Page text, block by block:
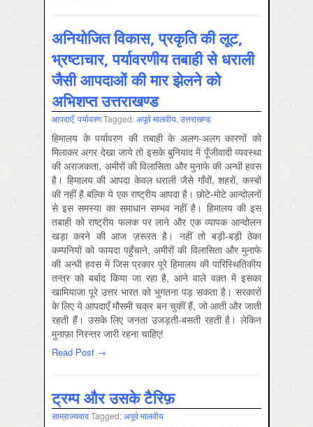
अनियोजित विकास, प्रकृति की लूट,
भ्रष्टाचार, पर्यावरणीय तबाही से धराली
जैसी आपदाओं की मार झेलने को
अभिशप्त उत्तराखण्ड
आपदाएँ, पर्यावरणTagged:अपूर्व मालवीय, उत्तराखण्ड
हिमालय के पर्यावरण की तबाही के अलग-अलग कारणों को
मिलाकर अगर देखा जाये तो इसके बुनियाद में पूँजीवादी व्यवस्था
की अराजकता, अमीरों की विलासिता और मुनाफे की अन्धी हवस
है। हिमालय की आपदा केवल धराली जैसे गाँवों, शहरों, कस्बों
की नहीं है बल्कि ये एक राष्ट्रीय आपदा है। छोटे-मोटे आन्दोलनों
से इस समस्या का समाधान सम्भव नहीं है। हिमालय की इस
तबाही को राष्ट्रीय फलक पर लाने और एक व्यापक आन्दोलन
खड़ा करने की आज ज़रूरत है। नहीं तो बड़ी-बड़ी ठेका
कम्पनियों को फायदा पहुँचाने, अमीरों की विलासिता और मुनाफे
की अन्धी हवस में जिस प्रकार पूरे हिमालय की पारिस्थितिकीय
तन्त्र को बर्बाद किया जा रहा है, आने वाले वक़्त में इसका
खामियाजा पूरे उत्तर भारत को भुगतना पड़ सकता है। सरकारों
के लिए ये आपदाएँ मौसमी चक्र बन चुकीं हैं, जो आती और जाती
रहती हैं। उसके लिए जनता उजड़ती-बसती रहती है। लेकिन
मुनाफ़ा निरन्तर जारी रहना चाहिए!
Read Post →
ट्रम्प और उसके टैरिफ़
साम्राज्‍यवादTagged:अपूर्व मालवीय